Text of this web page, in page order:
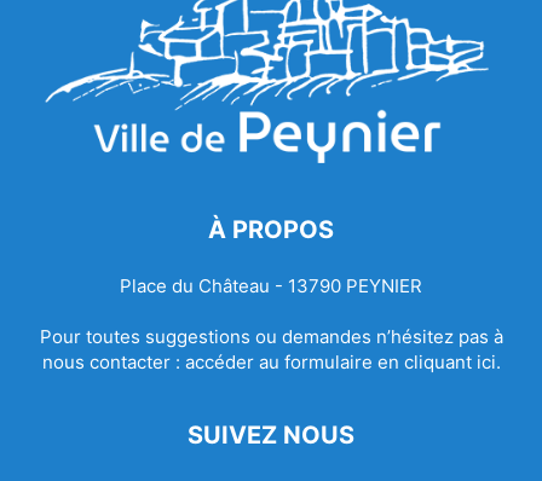
À PROPOS
Place du Château - 13790 PEYNIER
Pour toutes suggestions ou demandes n’hésitez pas à
nous contacter : accéder au formulaire en cliquant ici.
SUIVEZ NOUS